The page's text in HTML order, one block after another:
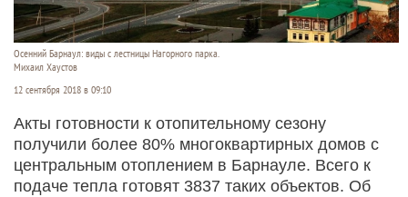
Осенний Барнаул: виды с лестницы Нагорного парка.
Михаил Хаустов
12 сентября 2018 в 09:10
Акты готовности к отопительному сезону
получили более 80% многоквартирных домов с
центральным отоплением в Барнауле. Всего к
подаче тепла готовят 3837 таких объектов. Об